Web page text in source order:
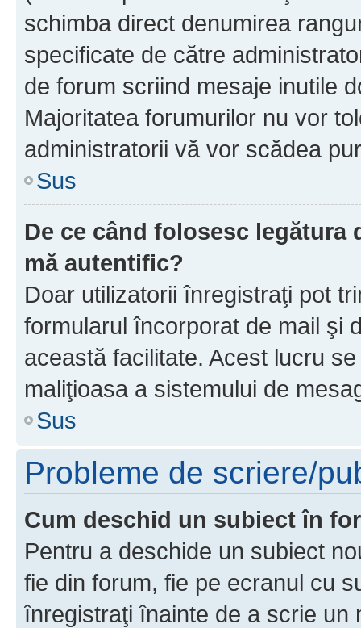
schimba direct denumirea
specificate de către
de forum scriind mesaje inutile
Majoritatea forumurilor nu vor
administratorii vă vor scădea
Sus
De ce când folosesc
mă autentific?
Doar utilizatorii înregistraţi pot
formularul încorporat de mail şi
această facilitate. Acest lucru
maliţioasa a sistemului de
Sus
Probleme de scriere/
Cum deschid un subiect în
Pentru a deschide un subiect
fie din forum, fie pe ecranul cu
înregistraţi înainte de a scrie un